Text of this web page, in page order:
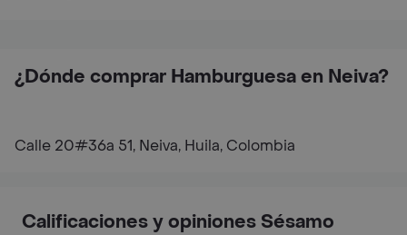
¿Dónde comprar Hamburguesa en Neiva?
Calle 20#36a 51, Neiva, Huila, Colombia
Calificaciones y opiniones Sésamo